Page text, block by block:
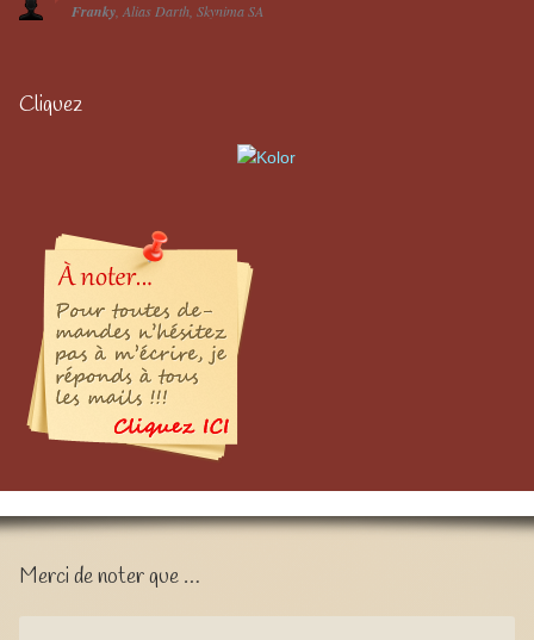
Franky Alias Darth Skynima SA
Cliquez
Merci de noter que …